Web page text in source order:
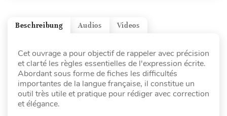
Videos
Audios
Beschreibung
Cet ouvrage a pour objectif de rappeler avec précision
et clarté les règles essentielles de l'expression écrite.
Abordant sous forme de fiches les difficultés
importantes de la langue française, il constitue un
outil très utile et pratique pour rédiger avec correction
et élégance.